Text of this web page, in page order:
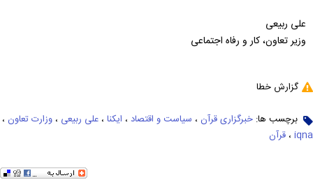
علی ربیعی
وزیر تعاون، کار و رفاه اجتماعی
گزارش خطا
برچسب ها: خبرگزاری قرآن ، سیاست و اقتصاد ، ایکنا ، علی ربیعی ، وزارت تعاون ،
iqna ، قرآن